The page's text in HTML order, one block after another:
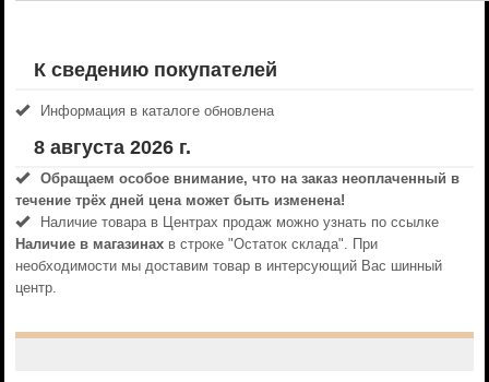
К сведению покупателей
Информация в каталоге обновлена
8 августа 2026 г.
Обращаем особое внимание, что на заказ неоплаченный в
течениe трёх дней цена может быть изменена!
Наличие товара в Центрах продаж можно узнать по ссылке
Наличие в магазинахв строке "Остаток склада". При
необходимости мы доставим товар в интерсующий Вас шинный
центр.